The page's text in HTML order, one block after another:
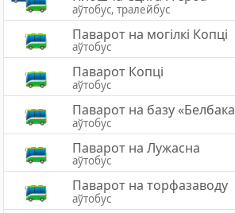
аўтобус, тралейбус
Паварот на могілкі Копці
аўтобус
Паварот Копці
аўтобус
Паварот на базу
аўтобус
Паварот на Лужасна
аўтобус
Паварот на торфазаводу
аўтобус